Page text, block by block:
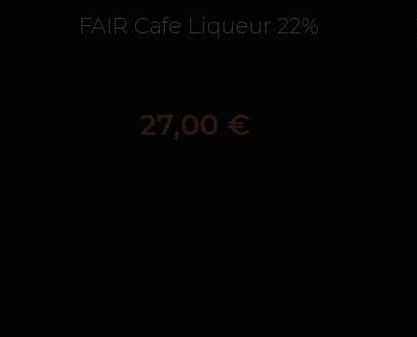
FAIR Cafe Liqueur 22%
Prix
27,00 €